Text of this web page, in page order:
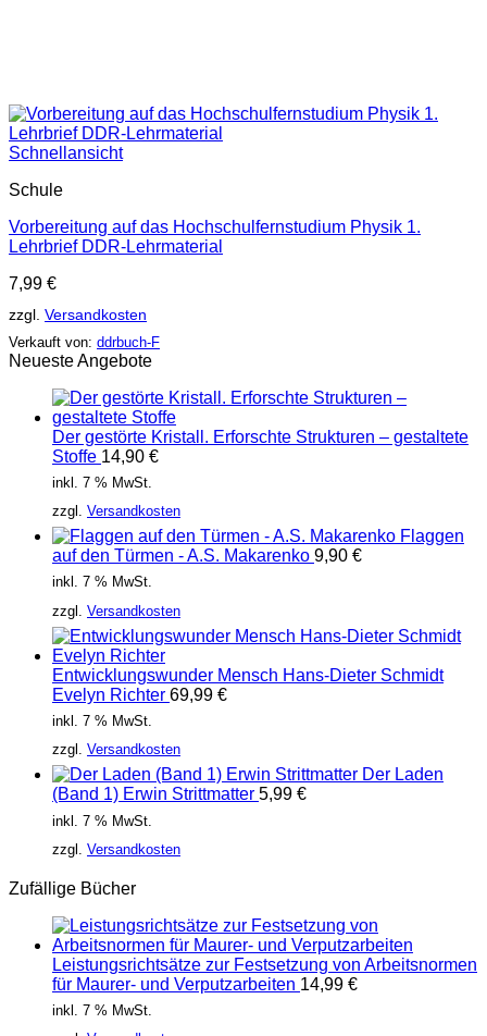
Schnellansicht
Schule
Vorbereitung auf das Hochschulfernstudium Physik 1.
Lehrbrief DDR-Lehrmaterial
7,99 €
zzgl. Versandkosten
Verkauft von: ddrbuch-F
Neueste Angebote
Der gestörte Kristall. Erforschte Strukturen – gestaltete
Stoffe 14,90 €
inkl. 7 % MwSt.
zzgl. Versandkosten
Flaggen
auf den Türmen - A.S. Makarenko 9,90 €
inkl. 7 % MwSt.
zzgl. Versandkosten
Entwicklungswunder Mensch Hans-Dieter Schmidt
Evelyn Richter 69,99 €
inkl. 7 % MwSt.
zzgl. Versandkosten
Der Laden
(Band 1) Erwin Strittmatter 5,99 €
inkl. 7 % MwSt.
zzgl. Versandkosten
Zufällige Bücher
Leistungsrichtsätze zur Festsetzung von Arbeitsnormen
für Maurer- und Verputzarbeiten 14,99 €
inkl. 7 % MwSt.